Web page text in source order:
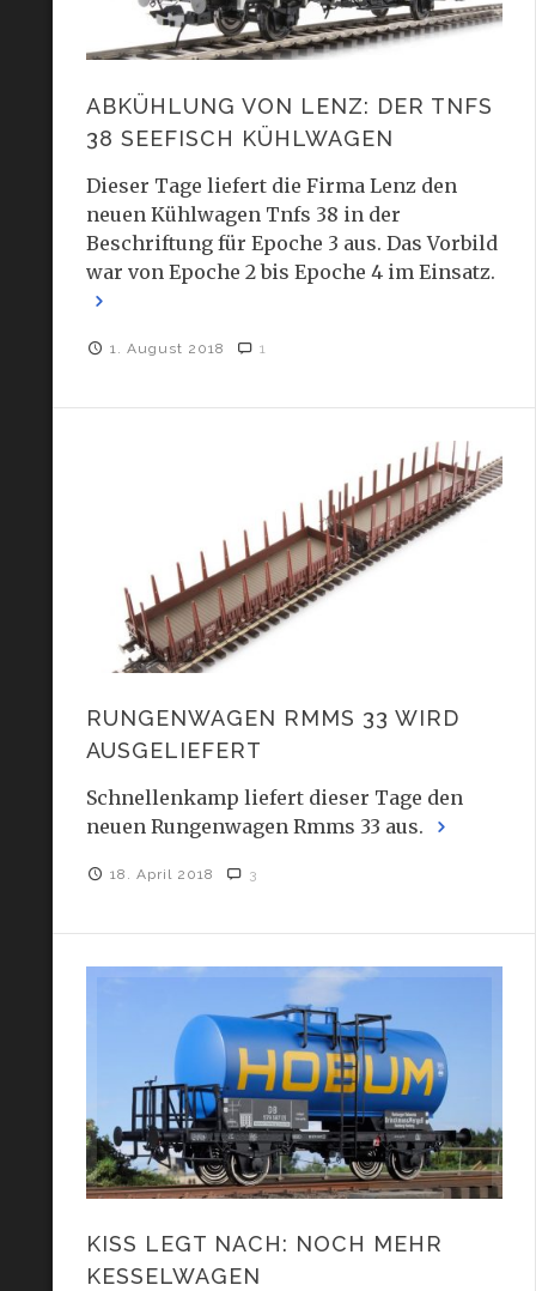
ABKÜHLUNG VON LENZ: DER TNFS
38 SEEFISCH KÜHLWAGEN
Dieser Tage liefert die Firma Lenz den
neuen Kühlwagen Tnfs 38 in der
Beschriftung für Epoche 3 aus. Das Vorbild
war von Epoche 2 bis Epoche 4 im Einsatz.
1. August 2018 1
RUNGENWAGEN RMMS 33 WIRD
AUSGELIEFERT
Schnellenkamp liefert dieser Tage den
neuen Rungenwagen Rmms 33 aus.
18. April 2018 3
KISS LEGT NACH: NOCH MEHR
KESSELWAGEN